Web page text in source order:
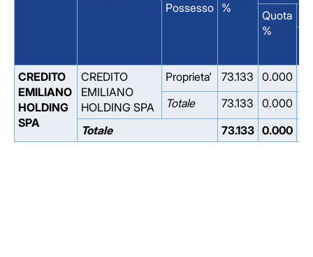
Possesso %
Quota
%
CREDITO
EMILIANO
HOLDING
SPA
CREDITO
EMILIANO
HOLDING SPA
Proprieta' 73.133
0.000
Totale
73.133
0.000
Totale
73.133 0.000